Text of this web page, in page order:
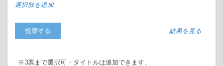
選択肢を追加
結果を見る
※3票まで選択可・タイトルは追加できます。